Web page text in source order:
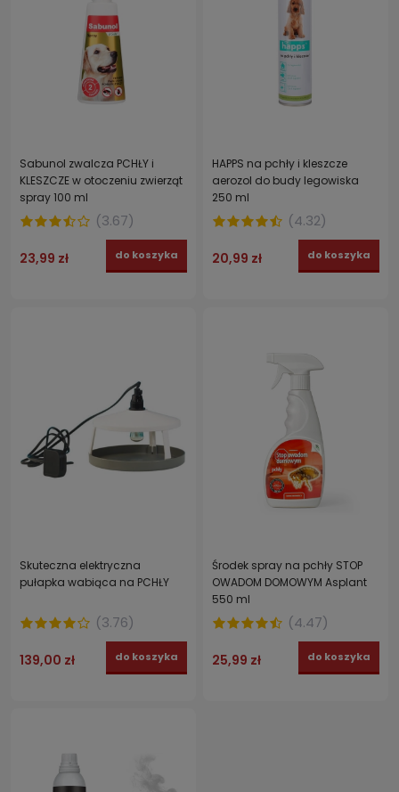
Sabunol zwalcza PCHŁY i
KLESZCZE w otoczeniu zwierząt
spray 100 ml
(3.67)
23,99 zł do koszyka
HAPPS na pchły i kleszcze
aerozol do budy legowiska
250 ml
(4.32)
20,99 zł do koszyka
Skuteczna elektryczna
pułapka wabiąca na PCHŁY
(3.76)
139,00 zł do koszyka
Środek spray na pchły STOP
OWADOM DOMOWYM Asplant
550 ml
(4.47)
25,99 zł do koszyka